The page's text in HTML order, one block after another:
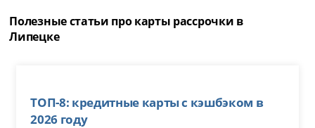
Полезные статьи про карты рассрочки в
Липецке
ТОП-8: кредитные карты с кэшбэком в
2026 году